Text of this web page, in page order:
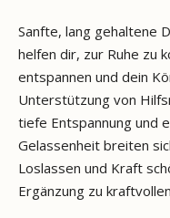
Sanfte, lang gehaltene
helfen dir, zur Ruhe zu
entspannen und dein
Unterstützung von
tiefe Entspannung und
Gelassenheit breiten
Loslassen und Kraft
Ergänzung zu